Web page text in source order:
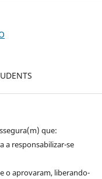
que:
a responsabilizar-se
o aprovaram, liberando-